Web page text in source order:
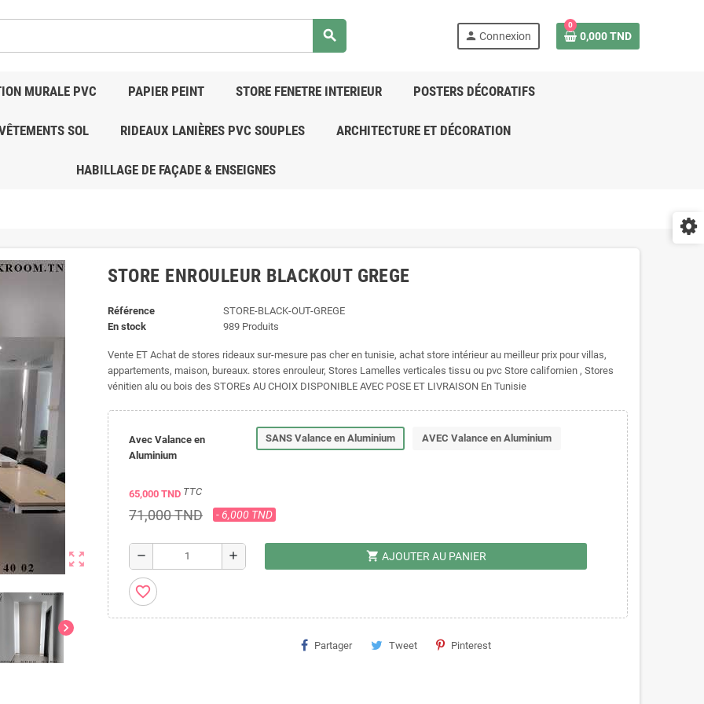
search person Connexion
0
0,000 TND
MURALE PVC PAPIER PEINT STORE FENETRE INTERIEUR POSTERS DÉCORATIFS
SOL RIDEAUX LANIÈRES PVC SOUPLES ARCHITECTURE ET DÉCORATION
HABILLAGE DE FAÇADE & ENSEIGNES
zoom_out_map
chevron_right
STORE ENROULEUR BLACKOUT GREGE
Référence
STORE-BLACK-OUT-GREGE
En stock
989 Produits
Vente ET Achat de stores rideaux sur-mesure pas cher en tunisie, achat store intérieur au meilleur prix pour villas,
appartements, maison, bureaux. stores enrouleur, Stores Lamelles verticales tissu ou pvc Store californien , Stores
vénitien alu ou bois des STOREs AU CHOIX DISPONIBLE AVEC POSE ET LIVRAISON En Tunisie
Avec Valance en
Aluminium
SANS Valance en Aluminium AVEC Valance en Aluminium
65,000 TND TTC
71,000 TND - 6,000 TND
remove add shopping_cart AJOUTER AU PANIER
favorite_border
Partager Tweet Pinterest